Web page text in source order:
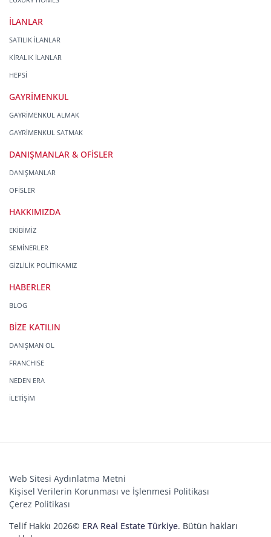
İLANLAR
SATILIK İLANLAR
KİRALIK İLANLAR
HEPSİ
GAYRİMENKUL
GAYRİMENKUL ALMAK
GAYRİMENKUL SATMAK
DANIŞMANLAR & OFİSLER
DANIŞMANLAR
OFİSLER
HAKKIMIZDA
EKİBİMİZ
SEMİNERLER
GİZLİLİK POLİTİKAMIZ
HABERLER
BLOG
BİZE KATILIN
DANIŞMAN OL
FRANCHISE
NEDEN ERA
İLETİŞİM
Web Sitesi Aydınlatma Metni
Kişisel Verilerin Korunması ve İşlenmesi Politikası
Çerez Politikası
Telif Hakkı 2026© ERA Real Estate Türkiye. Bütün hakları